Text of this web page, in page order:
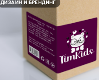
ДИЗАЙН И БРЕНДИНГ